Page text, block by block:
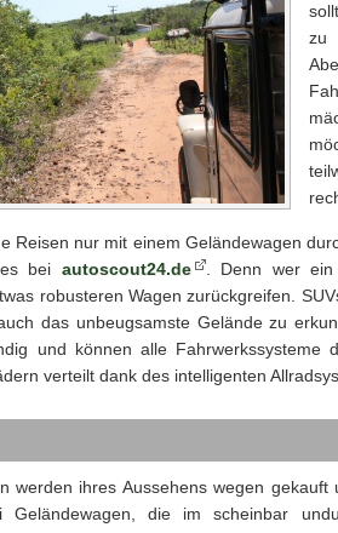
zu
Reisen nur mit einem Geländewagen
bei autoscout24.de
. Denn wer ein
robusteren Wagen zurückgreifen.
das unbeugsamste Gelände zu
und können alle Fahrwerkssysteme
verteilt dank des intelligenten
werden ihres Aussehens wegen
die im scheinbar